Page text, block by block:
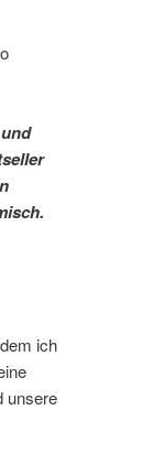
ich
unsere